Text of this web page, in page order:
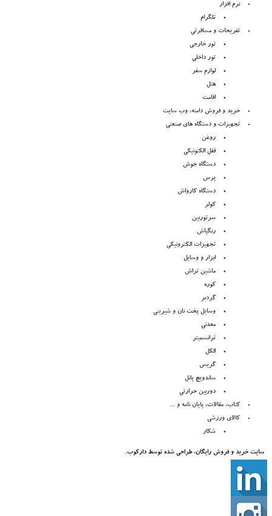
نرم افزار
تلگرام
تفریحات و مسافرتی
تور خارجی
تور داخلی
لوازم سفر
هتل
اقامت
خرید و فروش دامنه، وب سایت
تجهیزات و دستگاه های صنعتی
روغن
قفل الکتونیکی
دستگاه جوش
پرس
دستگاه کارواش
کولر
سرتوربین
رنگپاش
تجهیزات الکترونیکی
ابزار و وسایل
ماشین تراش
کوره
گردبر
وسایل پخت نان و شیرینی
معدنی
ترانسمیتر
الکل
گریس
ساندویچ پانل
دوربین حرارتی
کتاب، مقالات، پایان نامه و ...
کالای ورزشی
شکار
سایت خرید و فروش رایگان، طراحی شده توسط دارکوب.